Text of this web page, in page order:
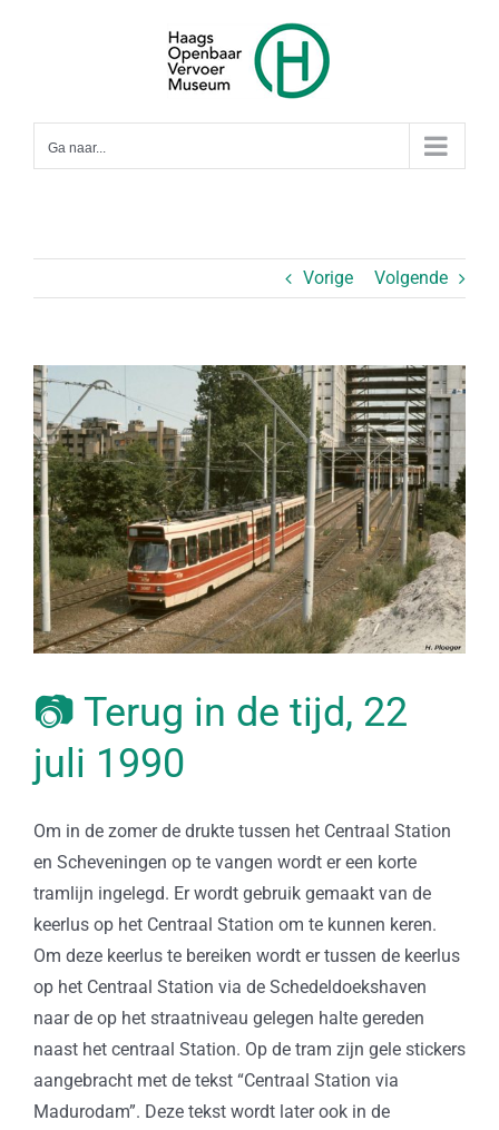
Ga naar...
Vorige Volgende
Bekijk
grotere
afbeelding
📷 Terug in de tijd, 22
juli 1990
Om in de zomer de drukte tussen het Centraal Station
en Scheveningen op te vangen wordt er een korte
tramlijn ingelegd. Er wordt gebruik gemaakt van de
keerlus op het Centraal Station om te kunnen keren.
Om deze keerlus te bereiken wordt er tussen de keerlus
op het Centraal Station via de Schedeldoekshaven
naar de op het straatniveau gelegen halte gereden
naast het centraal Station. Op de tram zijn gele stickers
aangebracht met de tekst “Centraal Station via
Madurodam”. Deze tekst wordt later ook in de